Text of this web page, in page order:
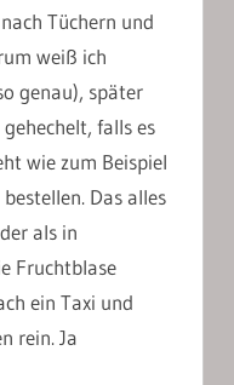
Tüchern und
weiß ich
genau), später
falls es
wie zum Beispiel
Das alles
als in
Fruchtblase
ein Taxi und
rein. Ja